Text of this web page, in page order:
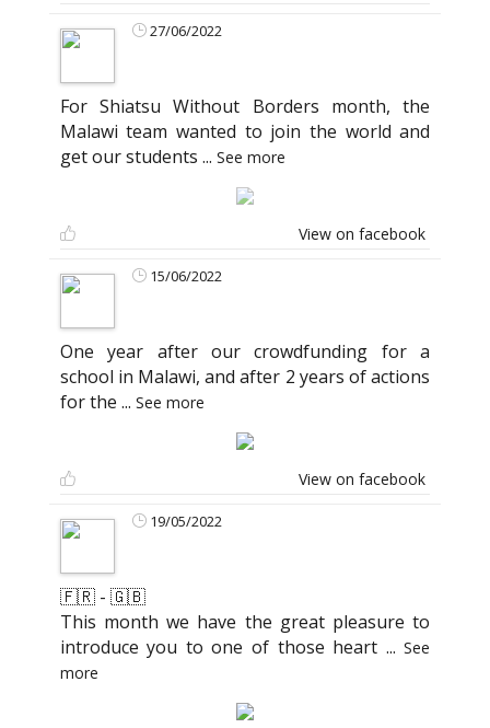
27/06/2022
For Shiatsu Without Borders month, the
Malawi team wanted to join the world and
get our students ... See more
View on facebook
15/06/2022
One year after our crowdfunding for a
school in Malawi, and after 2 years of actions
for the ... See more
View on facebook
19/05/2022
🇫🇷 - 🇬🇧
This month we have the great pleasure to
introduce you to one of those heart ...See
more